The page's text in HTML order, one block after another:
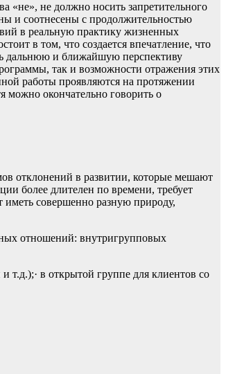
«не», не должно носить запретительного
и соотнесены с продолжительностью
в реальную практику жизненных
в том, что создается впечатление, что
дальнюю и ближайшую перспективу
так и возможности отражения этих
работы проявляются на протяжении
можно окончательно говорить о
отклонений в развитии, которые мешают
более длителен по времени, требует
иметь совершенно разную природу,
отношений: внутригрупповых
т.д.);· в открытой группе для клиентов со